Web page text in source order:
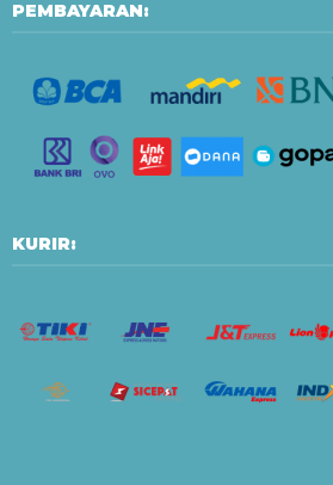
PEMBAYARAN:
KURIR: